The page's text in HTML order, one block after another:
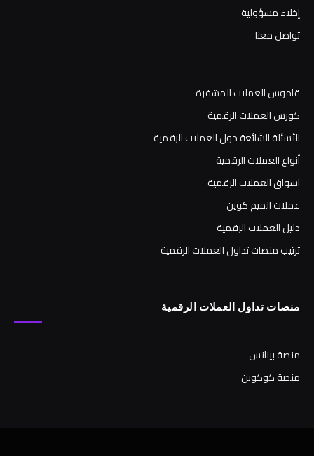
إخلاء مسؤولية
تواصل معنا
قاموس العملات المشفرة
كورس العملات الرقمية
الأسئلة الشائعة حول العملات الرقمية
أنواع العملات الرقمية
اسواق العملات الرقمية
عملات الميم كوين
دليل العملات الرقمية
ترتيب منصات تداول العملات الرقمية
منصات تداول العملات الرقمية
منصة بينانس
منصة كوكوين